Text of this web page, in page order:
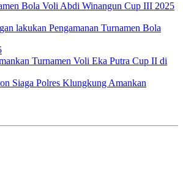
Bola Voli Abdi Winangun Cup III 2025
lakukan Pengamanan Turnamen Bola
Turnamen Voli Eka Putra Cup II di
Siaga Polres Klungkung Amankan